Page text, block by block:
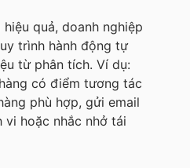
quả, doanh nghiệp
trình hành động tự
từ phân tích. Ví dụ:
có điểm tương tác
phù hợp, gửi email
vi hoặc nhắc nhở tái